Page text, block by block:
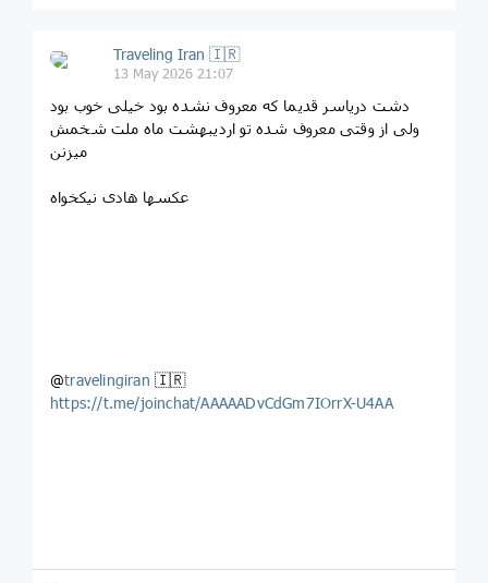
Traveling Iran 🇮🇷
13 May 2026 21:07
دشت دریاسر قدیما که معروف نشده بود خیلی خوب بود
ولی از وقتی معروف شده تو اردیبهشت ماه ملت شخمش
میزنن
عکسها هادی نیکخواه
@travelingiran 🇮🇷
https://t.me/joinchat/AAAAADvCdGm7IOrrX-U4AA